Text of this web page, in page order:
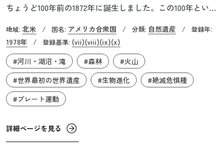
ちょうど100年前の1872年に誕生しました。この100年とい
統領のリチャード・ニクソンが、「イエローストーン国立
公園」設立100周年に当たる1972年に自然遺産と文化遺産を
共に保護する国際的な体制を立ち上げると演説します。そ
こから様々な案が一気にまとめられ、世界遺産条約がユネ
スコ総会で採択されました。そして「イエローストーン国
立公園」は、1978年に世界で最初に登録された世界遺産の
地域: 北米 / 国名: アメリカ合衆国 / 分類: 自然遺産 / 登録年:
1978年 / 登録基準: (vii)(viii)(ix)(x)
#河川・湖沼・滝
#森林
#火山
#世界最初の世界遺産
#生物進化
#絶滅危惧種
#プレート運動
詳細ページを見る